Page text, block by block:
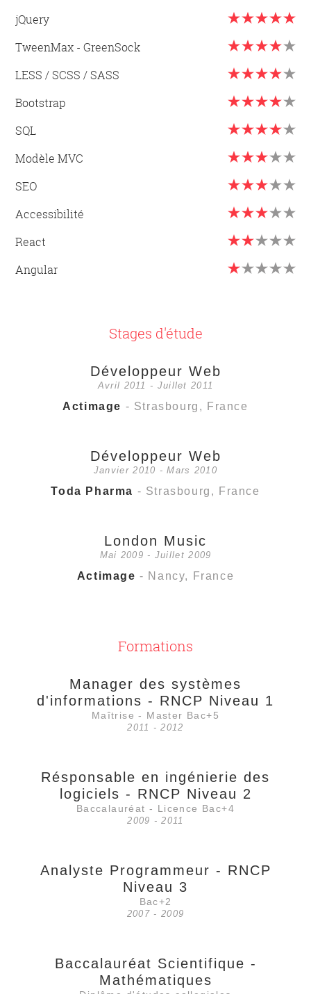
jQuery
TweenMax - GreenSock
LESS / SCSS / SASS
Bootstrap
SQL
Modèle MVC
SEO
Accessibilité
React
Angular
Stages d'étude
Développeur Web
Avril 2011 - Juillet 2011
Actimage - Strasbourg, France
Développeur Web
Janvier 2010 - Mars 2010
Toda Pharma - Strasbourg, France
London Music
Mai 2009 - Juillet 2009
Actimage - Nancy, France
Formations
Manager des systèmes
d'informations - RNCP Niveau 1
Maîtrise - Master Bac+5
2011 - 2012
Résponsable en ingénierie des
logiciels - RNCP Niveau 2
Baccalauréat - Licence Bac+4
2009 - 2011
Analyste Programmeur - RNCP
Niveau 3
Bac+2
2007 - 2009
Baccalauréat Scientifique -
Mathématiques